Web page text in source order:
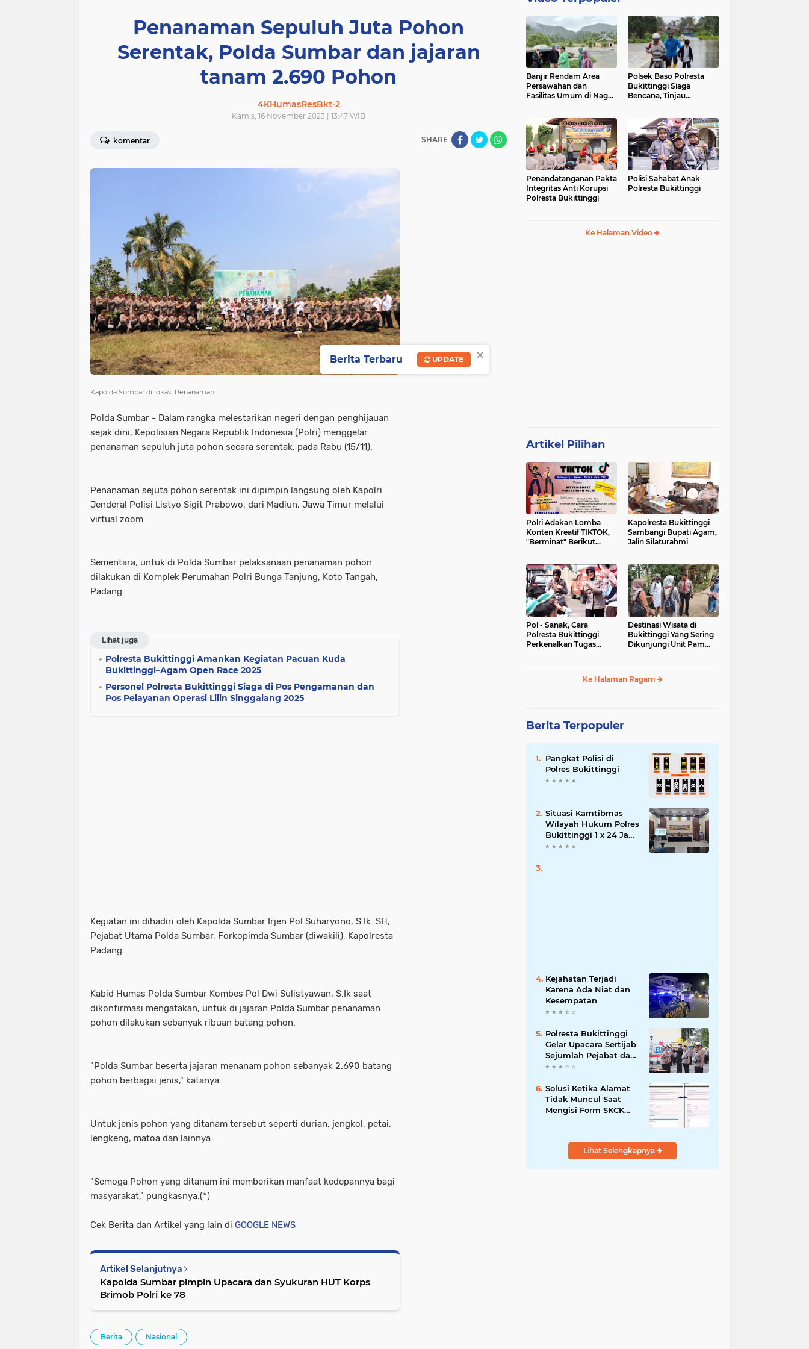
Penanaman Sepuluh Juta Pohon
Serentak, Polda Sumbar dan jajaran
tanam 2.690 Pohon
4KHumasResBkt-2
Kamis, 16 November 2023 | 13:47 WIB
komentar SHARE
Kapolda Sumbar di lokasi Penanaman
Polda Sumbar - Dalam rangka melestarikan negeri dengan penghijauan
sejak dini, Kepolisian Negara Republik Indonesia (Polri) menggelar
penanaman sepuluh juta pohon secara serentak, pada Rabu (15/11).
Penanaman sejuta pohon serentak ini dipimpin langsung oleh Kapolri
Jenderal Polisi Listyo Sigit Prabowo, dari Madiun, Jawa Timur melalui
virtual zoom.
Sementara, untuk di Polda Sumbar pelaksanaan penanaman pohon
dilakukan di Komplek Perumahan Polri Bunga Tanjung, Koto Tangah,
Padang.
Lihat juga
Polresta Bukittinggi Amankan Kegiatan Pacuan Kuda
Bukittinggi–Agam Open Race 2025
Personel Polresta Bukittinggi Siaga di Pos Pengamanan dan
Pos Pelayanan Operasi Lilin Singgalang 2025
Kegiatan ini dihadiri oleh Kapolda Sumbar Irjen Pol Suharyono, S.Ik. SH,
Pejabat Utama Polda Sumbar, Forkopimda Sumbar (diwakili), Kapolresta
Padang.
Kabid Humas Polda Sumbar Kombes Pol Dwi Sulistyawan, S.Ik saat
dikonfirmasi mengatakan, untuk di jajaran Polda Sumbar penanaman
pohon dilakukan sebanyak ribuan batang pohon.
"Polda Sumbar beserta jajaran menanam pohon sebanyak 2.690 batang
pohon berbagai jenis," katanya.
Untuk jenis pohon yang ditanam tersebut seperti durian, jengkol, petai,
lengkeng, matoa dan lainnya.
"Semoga Pohon yang ditanam ini memberikan manfaat kedepannya bagi
masyarakat," pungkasnya.(*)
Cek Berita dan Artikel yang lain di GOOGLE NEWS
Artikel Selanjutnya
Kapolda Sumbar pimpin Upacara dan Syukuran HUT Korps
Brimob Polri ke 78
Berita Nasional
Banjir Rendam Area
Persawahan dan
Fasilitas Umum di Nagari
Polsek Baso Polresta
Bukittinggi Siaga
Bencana, Tinjau
Penandatanganan Pakta
Integritas Anti Korupsi
Polresta Bukittinggi
Polisi Sahabat Anak
Polresta Bukittinggi
Ke Halaman Video
Artikel Pilihan
Polri Adakan Lomba
Konten Kreatif TIKTOK,
"Berminat" Berikut
Kapolresta Bukittinggi
Sambangi Bupati Agam,
Jalin Silaturahmi
Pol - Sanak, Cara
Polresta Bukittinggi
Perkenalkan Tugas
Destinasi Wisata di
Bukittinggi Yang Sering
Dikunjungi Unit Pam
Ke Halaman Ragam
Berita Terpopuler
Pangkat Polisi di
Polres Bukittinggi
Situasi Kamtibmas
Wilayah Hukum Polres
Bukittinggi 1 x 24 Jam
Senin 27 Juni 2022
Kejahatan Terjadi
Karena Ada Niat dan
Kesempatan
Polresta Bukittinggi
Gelar Upacara Sertijab
Sejumlah Pejabat dan
laporan Kenaikan
Solusi Ketika Alamat
Tidak Muncul Saat
Mengisi Form SKCK
Lihat Selengkapnya
×
Berita Terbaru UPDATE